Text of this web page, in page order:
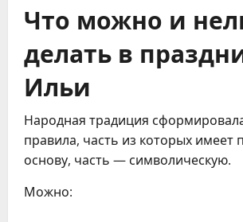
Что можно и
делать в
Ильи
Народная традиция
правила, часть из которых имеет
основу, часть — символическую.
Можно: